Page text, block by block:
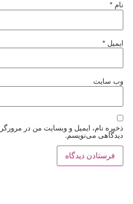
نام *
ایمیل *
وب‌ سایت
ذخیره نام، ایمیل و وبسایت من در
دیدگاهی می‌نویسم.